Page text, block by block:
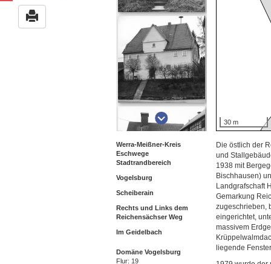
30 m
Werra-Meißner-Kreis
Eschwege
Stadtrandbereich
Vogelsburg
Scheiberain
Rechts und Links dem
Reichensächser Weg
Im Geidelbach
Domäne Vogelsburg
Flur: 19
Die östlich der
und
1938 mit
Bischhausen)
Landgrafschaft
Gemarkung
zugeschrieben,
eingerichtet,
massivem
liegende